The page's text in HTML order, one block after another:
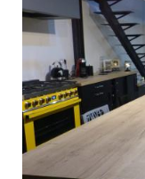
Nos showrooms
Nos partenaires
Zecchinon
Ronda Design
Mobilier Carrier